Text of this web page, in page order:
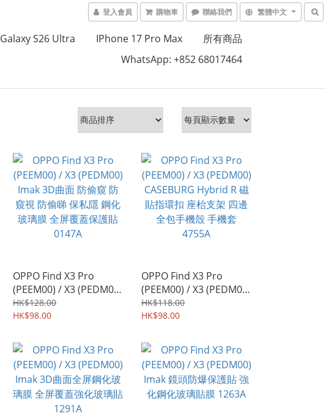
登入會員 購物車 聯絡我們 繁體中文
Galaxy S26 Ultra IPhone 17 Pro Max
所有商品
WhatsApp: +852 68017464
OPPO Find X3 Pro
(PEEM00) / X3 (PEDM00)
Imak 3D曲面 防偷窺 防
窺視 防偷睇 保私隱 鋼化
0147A
HK$128.00
HK$98.00
OPPO Find X3 Pro
(PEEM00) / X3 (PEDM00)
CASEBURG Hybrid R 磁
貼指環扣 座枱支架 四邊
4755A
HK$118.00
HK$98.00